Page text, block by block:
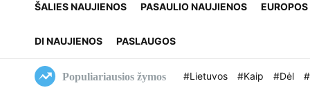
ŠALIES NAUJIENOS PASAULIO NAUJIENOS
DI NAUJIENOS PASLAUGOS
Populiariausios žymos #Lietuvos #Kaip #Dėl